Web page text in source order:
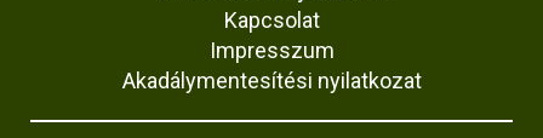
Kapcsolat
Impresszum
Akadálymentesítési nyilatkozat